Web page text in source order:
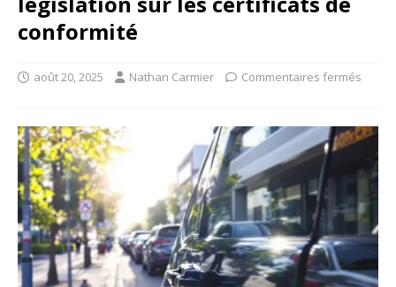
conformité
août 20, 2025 Nathan Carmier Commentaires fermés